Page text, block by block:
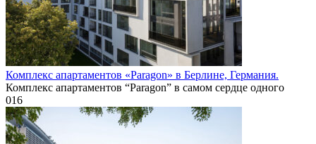
Комплекс апартаментов «Paragon» в Берлине, Германия.
Комплекс апартаментов “Paragon” в самом сердце одного
016